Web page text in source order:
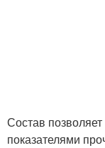
Состав
показателями